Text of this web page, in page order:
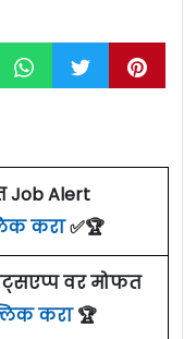
Job Alert
करा ✅🏆
वर मोफत
करा 🏆